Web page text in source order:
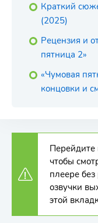
Краткий
(2025)
Рецензия и
пятница 2»
«Чумовая
концовки и
Перейдите
чтобы
плеере
озвучки
этой